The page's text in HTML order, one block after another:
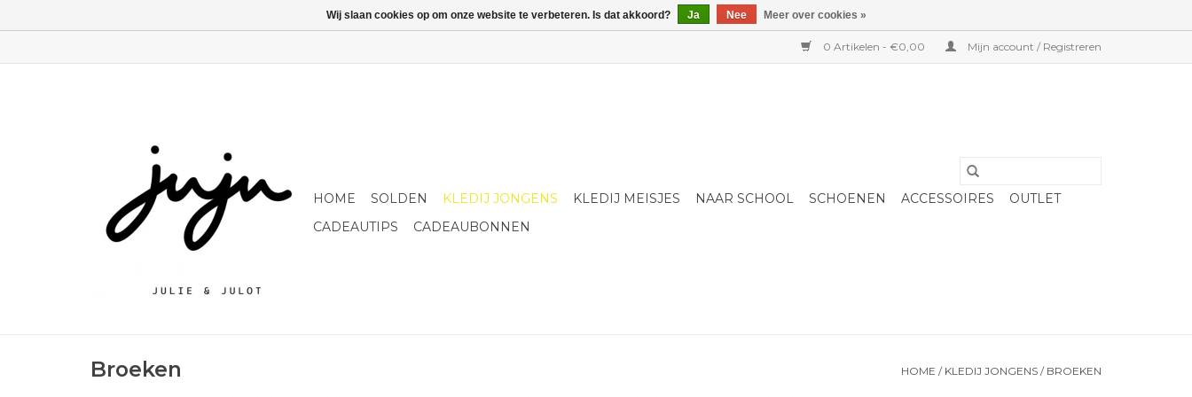
0 Artikelen - €0,00 Mijn account / Registreren
HOME SOLDEN KLEDIJ JONGENS KLEDIJ MEISJES NAAR SCHOOL SCHOENEN ACCESSOIRES
OUTLET
CADEAUTIPS
CADEAUBONNEN
Broeken HOME / KLEDIJ JONGENS / BROEKEN
Wij slaan cookies op om onze website te verbeteren. Is dat akkoord? Ja Nee Meer over cookies »